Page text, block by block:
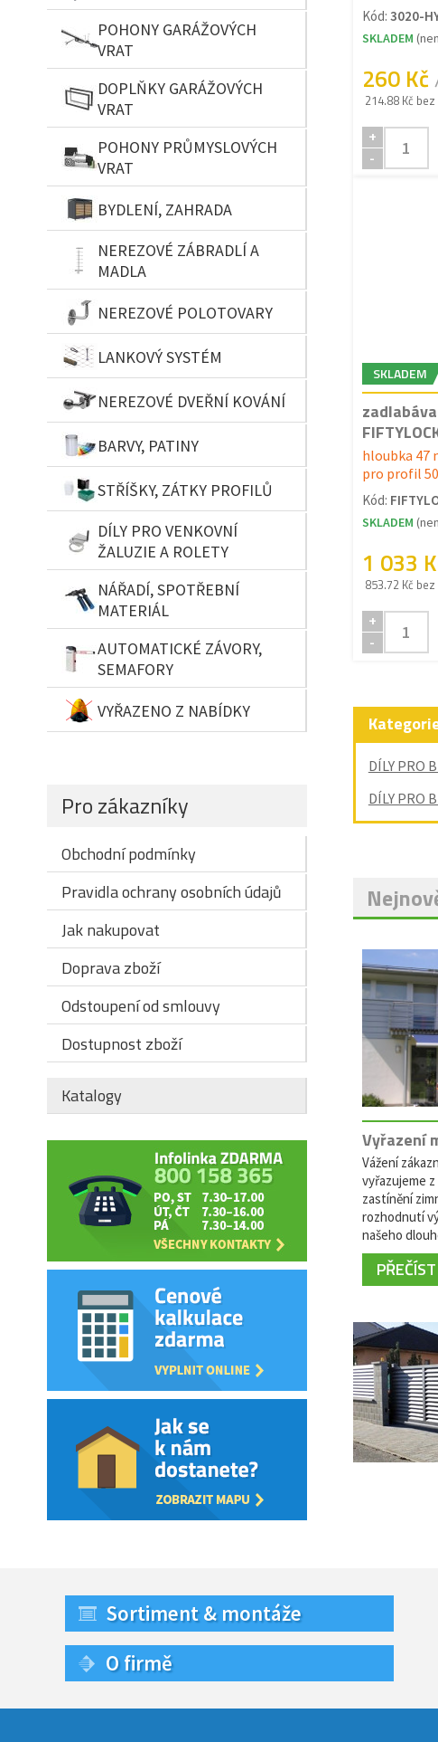
POHONY GARÁŽOVÝCH
VRAT
DOPLŇKY GARÁŽOVÝCH
VRAT
POHONY PRŮMYSLOVÝCH
VRAT
BYDLENÍ, ZAHRADA
NEREZOVÉ ZÁBRADLÍ A
MADLA
NEREZOVÉ POLOTOVARY
LANKOVÝ SYSTÉM
NEREZOVÉ DVEŘNÍ KOVÁNÍ
BARVY, PATINY
STŘÍŠKY, ZÁTKY PROFILŮ
DÍLY PRO VENKOVNÍ
ŽALUZIE A ROLETY
NÁŘADÍ, SPOTŘEBNÍ
MATERIÁL
AUTOMATICKÉ ZÁVORY,
SEMAFORY
VYŘAZENO Z NABÍDKY
Pro zákazníky
Obchodní podmínky
Pravidla ochrany osobních údajů
Jak nakupovat
Doprava zboží
Odstoupení od smlouvy
Dostupnost zboží
Katalogy
Kód: 3020-
SKLADEM
260 Kč
214.88 Kč
+
-
SKLADEM
hloubka 47
pro profil
Kód:
SKLADEM
1 033
853.72 Kč
+
-
DÍLY PRO
DÍLY PRO
Vyřazení
Vážení
vyřazujeme
zastínění
rozhodnutí
našeho
Sortiment & montáže
O firmě